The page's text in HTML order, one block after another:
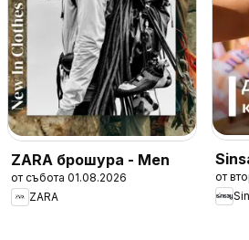
ZARA брошура - Men
от събота 01.08.2026
ZARA
от